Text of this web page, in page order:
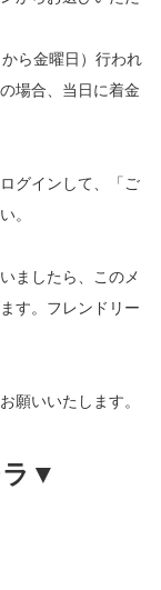
ら金曜日）行われ
場合、当日に着金
グインして、「ご
。
ましたら、このメ
す。フレンドリー
願いいたします。
ラ▼